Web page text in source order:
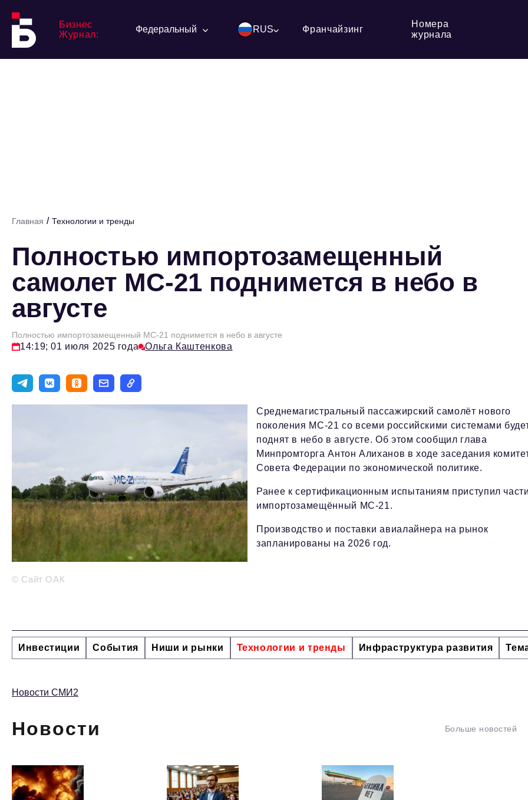
Бизнес
Журнал:
Федеральный RUS Франчайзинг
Номера
журнала
Главная / Технологии и тренды
Полностью импортозамещенный
самолет МС-21 поднимется в небо в
августе
Полностью импортозамещенный МС-21 поднимется в небо в августе
14:19; 01 июля 2025 года Ольга Каштенкова
© Сайт ОАК
Среднемагистральный пассажирский самолёт нового
поколения МС-21 со всеми российскими системами
поднят в небо в августе. Об этом сообщил глава
Минпромторга Антон Алиханов в ходе заседания
Совета Федерации по экономической политике.
Ранее к сертификационным испытаниям приступил
импортозамещённый МС-21.
Производство и поставки авиалайнера на рынок
запланированы на 2026 год.
Инвестиции События Ниши и рынки Технологии и тренды Инфраструктура развития
Новости СМИ2
Новости Больше новостей